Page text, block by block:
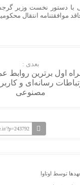
با دستور نخست وزیر
موافقتنامه انتقال
بعدی :
اول برترین روابط
رسانه‌ای و
مصنوعی
?p=243792
توسط اوتاوا